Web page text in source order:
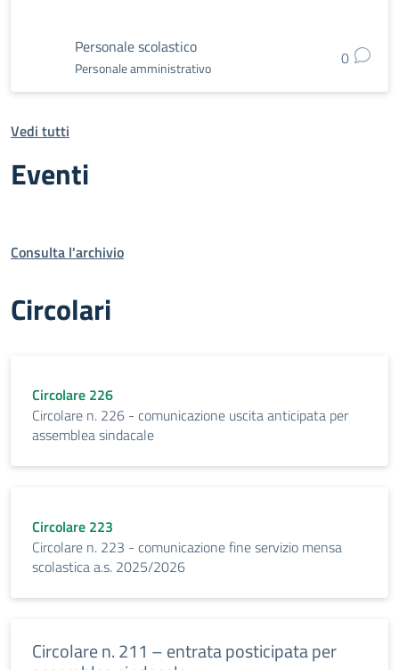
Personale scolastico
Personale amministrativo 0
Vedi tutti
Eventi
Consulta l'archivio
Circolari
Circolare 226
Circolare n. 226 - comunicazione uscita anticipata per
assemblea sindacale
Circolare 223
Circolare n. 223 - comunicazione fine servizio mensa
scolastica a.s. 2025/2026
Circolare n. 211 – entrata posticipata per